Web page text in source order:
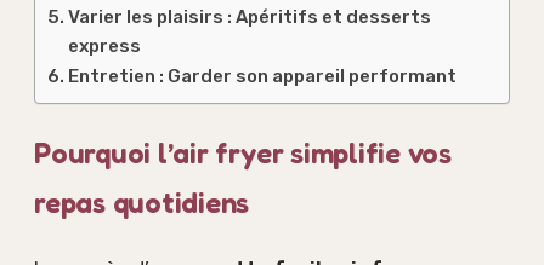
Varier les plaisirs : Apéritifs et desserts
express
Entretien : Garder son appareil performant
Pourquoi l’air fryer simplifie vos
repas quotidiens